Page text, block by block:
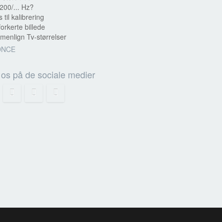
... Hz?
til kalibrering
billede
Tv-størrelser
på de sociale medier